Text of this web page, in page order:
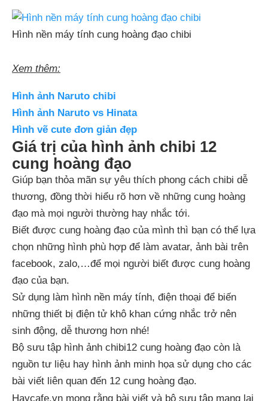
Hình nền máy tính cung hoàng đạo chibi
Xem thêm:
Hình ảnh Naruto chibi
Hình ảnh Naruto vs Hinata
Hình vẽ cute đơn giản đẹp
Giá trị của hình ảnh chibi 12
cung hoàng đạo
Giúp bạn thỏa mãn sự yêu thích phong cách chibi dễ
thương, đồng thời hiểu rõ hơn về những cung hoàng
đạo mà mọi người thường hay nhắc tới.
Biết được cung hoàng đạo của mình thì bạn có thể lựa
chọn những hình phù hợp để làm avatar, ảnh bài trên
facebook, zalo,…để mọi người biết được cung hoàng
đạo của bạn.
Sử dụng làm hình nền máy tính, điện thoại để biến
những thiết bị điện tử khô khan cứng nhắc trở nên
sinh động, dễ thương hơn nhé!
Bộ sưu tập hình ảnh chibi12 cung hoàng đạo còn là
nguồn tư liệu hay hình ảnh minh họa sử dụng cho các
bài viết liên quan đến 12 cung hoàng đạo.
Haycafe.vn mong rằng bài viết và bộ sưu tập mang lại